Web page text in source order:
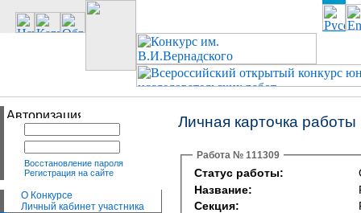
Восстановление пароля
Регистрация на сайте
О Конкурсе
Личный кабинет участника
Личная карточка работы
Работа № 111309
Статус работы:
Название:
Секция: